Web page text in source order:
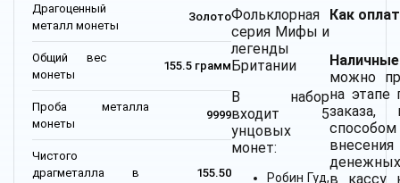
Драгоценный
металл монеты
Золото
Общий вес
монеты
155.5 грамм
Проба металла
монеты
9999
Чистого
драгметалла в
155.50
Фольклорная
серия Мифы и
легенды
Британии
В набор
входит 5
унцовых
монет:
Робин Гуд,
Как
можно
на этапе
заказа,
внесения
в кассу